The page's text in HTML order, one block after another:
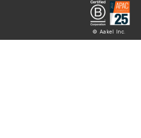
© Aakel Inc.